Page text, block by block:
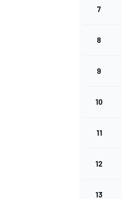
7
8
9
10
11
12
13